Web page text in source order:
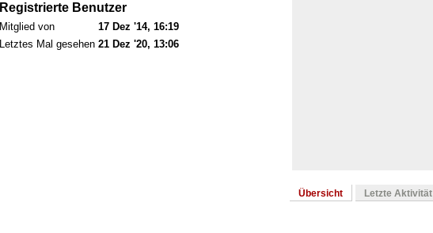
Registrierte Benutzer
Mitglied von
17 Dez '14, 16:19
Letztes Mal gesehen 21 Dez '20, 13:06
Übersicht Letzte Aktivität